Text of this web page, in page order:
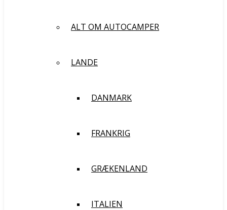
ALT OM AUTOCAMPER
LANDE
DANMARK
FRANKRIG
GRÆKENLAND
ITALIEN